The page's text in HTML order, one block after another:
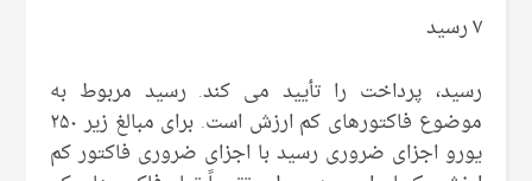
۷ رسید
رسید، پرداخت را تأیید می کند. رسید مربوط به
موضوع فاکتورهای کم ارزش است. برای مبالغ زیر ۲۵۰
یورو اجزای ضروری رسید با اجزای ضروری فاکتور کم